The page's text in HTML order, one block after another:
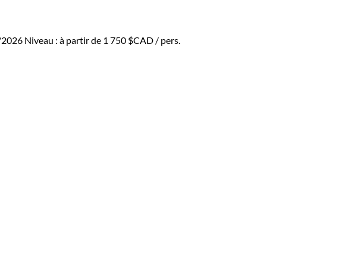
Niveau : à partir de 1 750 $CAD / pers.